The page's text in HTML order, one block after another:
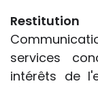
Restitution
services
intérêts de